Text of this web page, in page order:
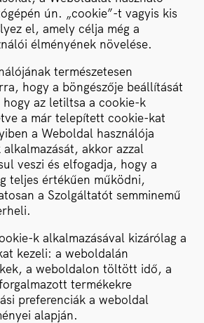
ún. „cookie”-t vagyis kis
el, amely célja még a
élményének növelése.
természetesen
hogy a böngészője beállítását
az letiltsa a cookie-k
a már telepített cookie-kat
a Weboldal használója
akkor azzal
veszi és elfogadja, hogy a
teljes értékűen működni,
a Szolgáltatót semminemű
k alkalmazásával kizárólag a
kezeli: a weboldalán
a weboldalon töltött idő, a
termékekre
preferenciák a weboldal
alapján.